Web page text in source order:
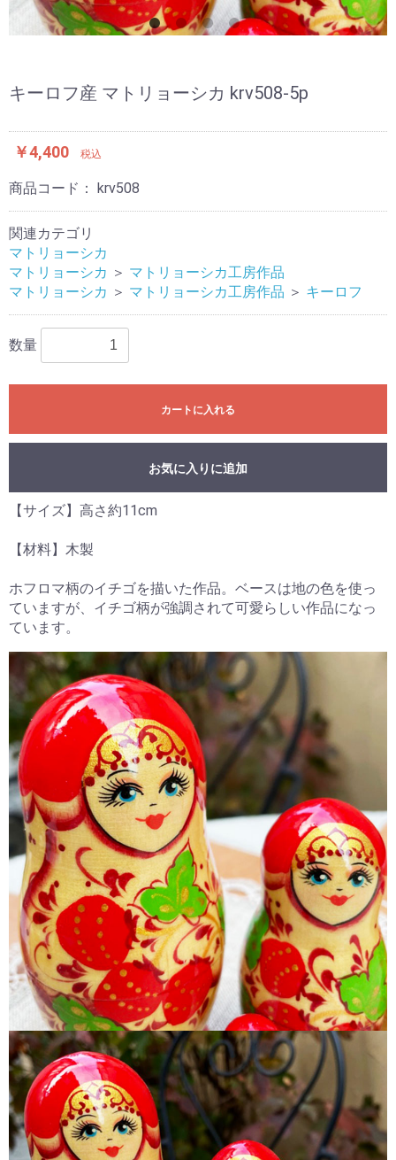
キーロフ産 マトリョーシカ krv508-5p
￥4,400 税込
商品コード： krv508
関連カテゴリ
マトリョーシカ
マトリョーシカ ＞ マトリョーシカ工房作品
マトリョーシカ ＞ マトリョーシカ工房作品 ＞ キーロフ
数量
カートに入れる
お気に入りに追加
【サイズ】高さ約11cm
【材料】木製
ホフロマ柄のイチゴを描いた作品。ベースは地の色を使っ
ていますが、イチゴ柄が強調されて可愛らしい作品になっ
ています。